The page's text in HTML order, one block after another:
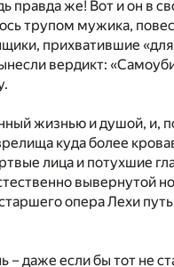
правда же! Вот и он в
трупом мужика,
прихватившие
вердикт:
жизнью и душой, и,
куда более
лица и потухшие
вывернутой
опера Лехи
даже если бы тот не